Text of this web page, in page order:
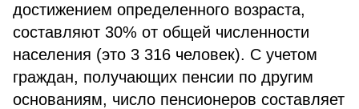
достижением определенного возраста,
составляют 30% от общей численности
населения (это 3 316 человек). С учетом
граждан, получающих пенсии по другим
основаниям, число пенсионеров составляет